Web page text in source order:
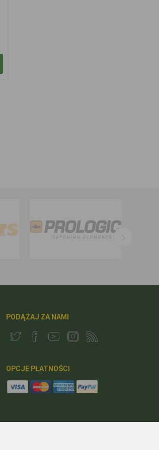
PODĄŻAJ ZA NAMI
OPCJE PŁATNOŚCI